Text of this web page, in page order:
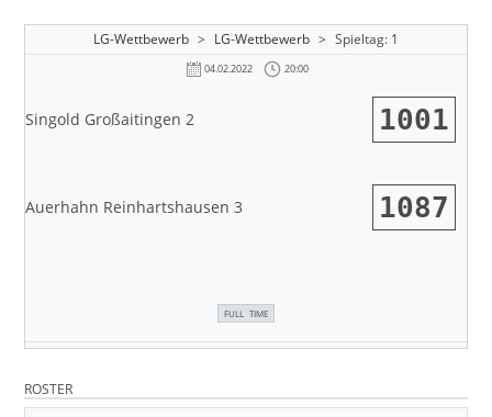
LG-Wettbewerb > LG-Wettbewerb > Spieltag: 1
04.02.2022 20:00
Singold Großaitingen 2 1001
Auerhahn Reinhartshausen 3 1087
FULL TIME
ROSTER